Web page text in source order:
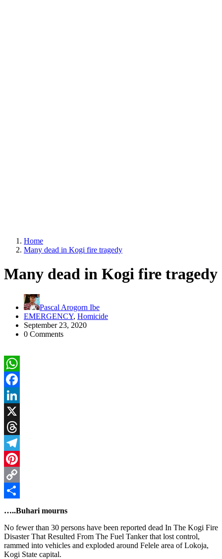
Home
Many dead in Kogi fire tragedy
Many dead in Kogi fire tragedy
Pascal Arogorn Ibe
EMERGENCY, Homicide
September 23, 2020
0 Comments
WhatsApp
Facebook
LinkedIn
X
Threads
Telegram
Pinterest
Copy
Link
Share
…..Buhari mourns
No fewer than 30 persons have been reported dead In The Kogi Fire
Disaster That Resulted From The Fuel Tanker that lost control,
rammed into vehicles and exploded around Felele area of Lokoja,
Kogi State capital.